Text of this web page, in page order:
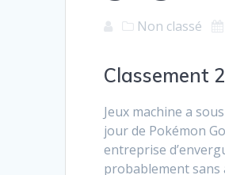
Non classé
Classement
Jeux machine a
jour de Pokémon
entreprise
probablement sans